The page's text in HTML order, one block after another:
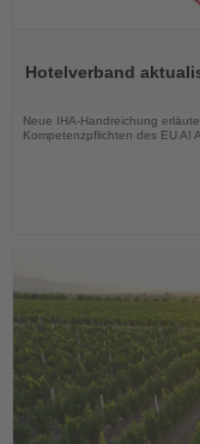
dieHotelverband
Neue IHA-Handreichung
Kompetenzpflichten des EU AI